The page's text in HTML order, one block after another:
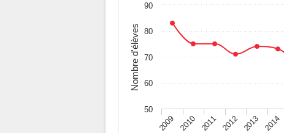
Nombre d'élèves
2009 2010 2011 2012 2013 2014
50
60
70
80
90